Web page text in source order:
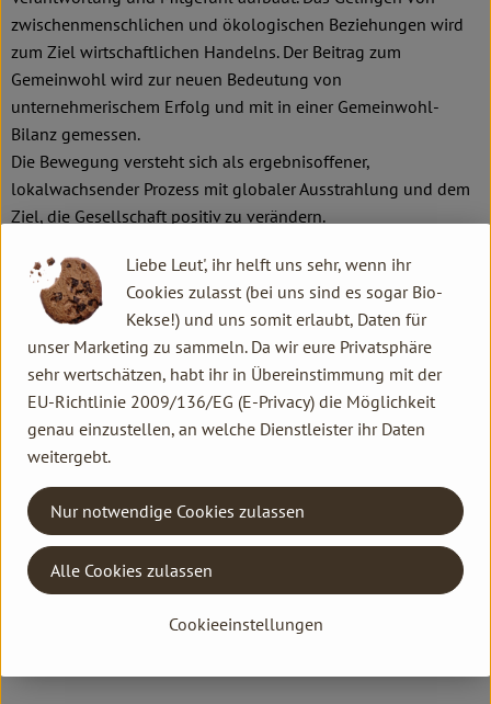
zwischenmenschlichen und ökologischen Beziehungen wird
zum Ziel wirtschaftlichen Handelns. Der Beitrag zum
Gemeinwohl wird zur neuen Bedeutung von
unternehmerischem Erfolg und mit in einer Gemeinwohl-
Bilanz gemessen.
Die Bewegung versteht sich als ergebnisoffener,
lokalwachsender Prozess mit globaler Ausstrahlung und dem
Ziel, die Gesellschaft positiv zu verändern.
Unser GWÖ-Bericht zur Zertifizierung 2015 als PDF
Unsere GWÖ Bilanz 2022
Liebe Leut', ihr helft uns sehr, wenn ihr
Cookies zulasst (bei uns sind es sogar Bio-
Kekse!) und uns somit erlaubt, Daten für
unser Marketing zu sammeln. Da wir eure Privatsphäre
sehr wertschätzen, habt ihr in Übereinstimmung mit der
EU-Richtlinie 2009/136/EG (E-Privacy) die Möglichkeit
genau einzustellen, an welche Dienstleister ihr Daten
weitergebt.
Cookieeinstellungen
Nur notwendige Cookies zulassen
Alle Cookies zulassen